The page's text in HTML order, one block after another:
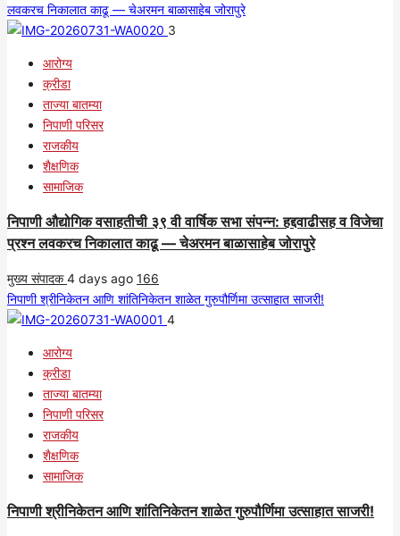
लवकरच निकालात काढू — चेअरमन बाळासाहेब जोरापुरे
3
आरोग्य
क्रीडा
ताज्या बातम्या
निपाणी परिसर
राजकीय
शैक्षणिक
सामाजिक
निपाणी औद्योगिक वसाहतीची ३९ वी वार्षिक सभा संपन्न: हद्दवाढीसह व विजेचा
प्रश्न लवकरच निकालात काढू — चेअरमन बाळासाहेब जोरापुरे
मुख्य संपादक4 days ago 166
निपाणी श्रीनिकेतन आणि शांतिनिकेतन शाळेत गुरुपौर्णिमा उत्साहात साजरी!
4
आरोग्य
क्रीडा
ताज्या बातम्या
निपाणी परिसर
राजकीय
शैक्षणिक
सामाजिक
निपाणी श्रीनिकेतन आणि शांतिनिकेतन शाळेत गुरुपौर्णिमा उत्साहात साजरी!